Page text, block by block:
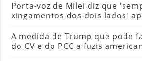
Porta-voz de Milei diz que
xingamentos dos dois lados'
A medida de Trump que pode
do CV e do PCC a fuzis